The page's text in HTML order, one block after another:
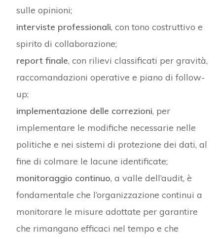
sulle opinioni;
interviste professionali, con tono costruttivo e
spirito di collaborazione;
report finale, con rilievi classificati per gravità,
raccomandazioni operative e piano di follow-
up;
implementazione delle correzioni, per
implementare le modifiche necessarie nelle
politiche e nei sistemi di protezione dei dati, al
fine di colmare le lacune identificate;
monitoraggio continuo, a valle dell’audit, è
fondamentale che l’organizzazione continui a
monitorare le misure adottate per garantire
che rimangano efficaci nel tempo e che